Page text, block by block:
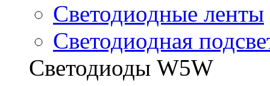
Светодиодные ленты
Светодиодная
Светодиоды W5W